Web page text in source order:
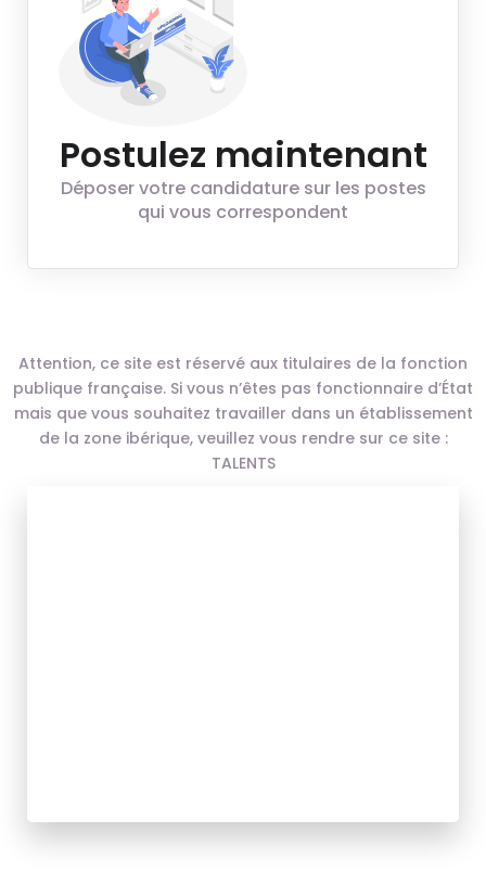
Postulez maintenant
Déposer votre candidature sur les postes
qui vous correspondent
Attention, ce site est réservé aux titulaires de la fonction
publique française. Si vous n’êtes pas fonctionnaire d’État
mais que vous souhaitez travailler dans un établissement
de la zone ibérique, veuillez vous rendre sur ce site :
TALENTS